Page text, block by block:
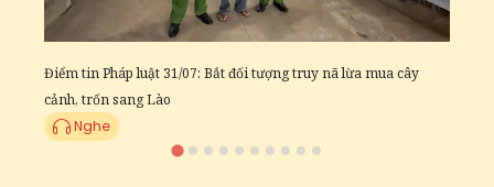
Điểm tin Pháp luật 31/07: Bắt đối tượng truy nã lừa mua cây
cảnh, trốn sang Lào
Nghe